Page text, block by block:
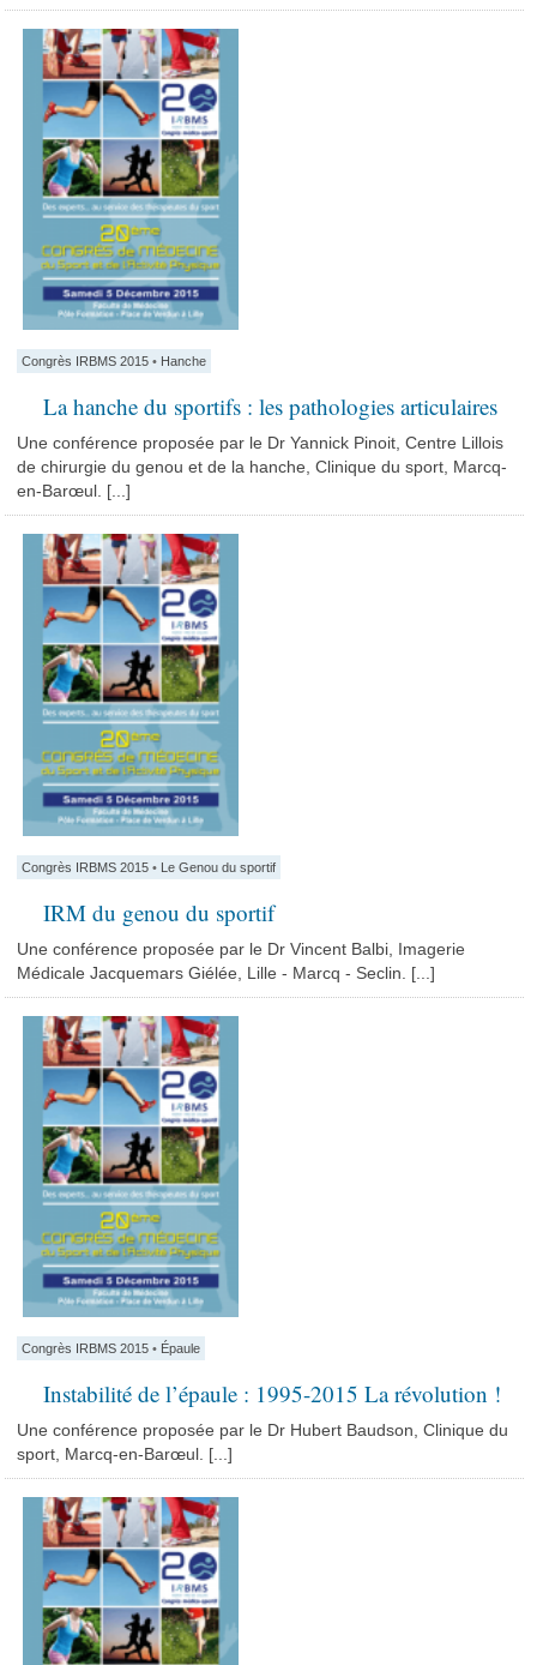
Congrès IRBMS 2015 • Hanche
La hanche du sportifs : les pathologies articulaires
Une conférence proposée par le Dr Yannick Pinoit, Centre Lillois
de chirurgie du genou et de la hanche, Clinique du sport, Marcq-
en-Barœul. [...]
Congrès IRBMS 2015 • Le Genou du sportif
IRM du genou du sportif
Une conférence proposée par le Dr Vincent Balbi, Imagerie
Médicale Jacquemars Giélée, Lille - Marcq - Seclin. [...]
Congrès IRBMS 2015 • Épaule
Instabilité de l’épaule : 1995-2015 La révolution !
Une conférence proposée par le Dr Hubert Baudson, Clinique du
sport, Marcq-en-Barœul. [...]